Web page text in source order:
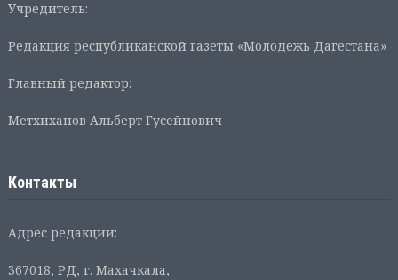
Учредитель:
Редакция республиканской газеты «Молодежь Дагестана»
Главный редактор:
Метхиханов Альберт Гусейнович
Контакты
Адрес редакции:
367018, РД, г. Махачкала,